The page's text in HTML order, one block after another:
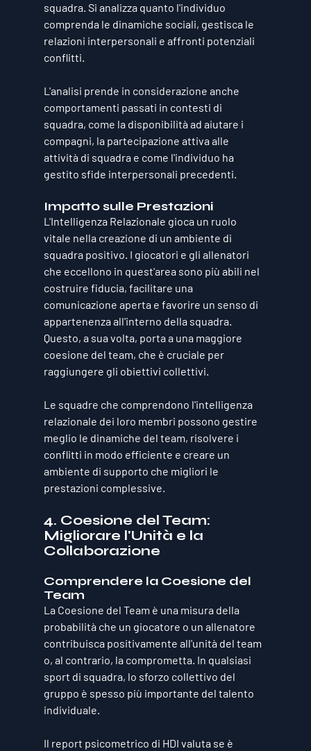
squadra. Si analizza quanto l'individuo
comprenda le dinamiche sociali, gestisca le
relazioni interpersonali e affronti potenziali
conflitti.
L'analisi prende in considerazione anche
comportamenti passati in contesti di
squadra, come la disponibilità ad aiutare i
compagni, la partecipazione attiva alle
attività di squadra e come l'individuo ha
gestito sfide interpersonali precedenti.
Impatto sulle Prestazioni
L'Intelligenza Relazionale gioca un ruolo
vitale nella creazione di un ambiente di
squadra positivo. I giocatori e gli allenatori
che eccellono in quest'area sono più abili nel
costruire fiducia, facilitare una
comunicazione aperta e favorire un senso di
appartenenza all'interno della squadra.
Questo, a sua volta, porta a una maggiore
coesione del team, che è cruciale per
raggiungere gli obiettivi collettivi.
Le squadre che comprendono l'intelligenza
relazionale dei loro membri possono gestire
meglio le dinamiche del team, risolvere i
conflitti in modo efficiente e creare un
ambiente di supporto che migliori le
prestazioni complessive.
4. Coesione del Team:
Migliorare l'Unità e la
Collaborazione
Comprendere la Coesione del
Team
La Coesione del Team è una misura della
probabilità che un giocatore o un allenatore
contribuisca positivamente all'unità del team
o, al contrario, la comprometta. In qualsiasi
sport di squadra, lo sforzo collettivo del
gruppo è spesso più importante del talento
individuale.
Il report psicometrico di HDI valuta se è